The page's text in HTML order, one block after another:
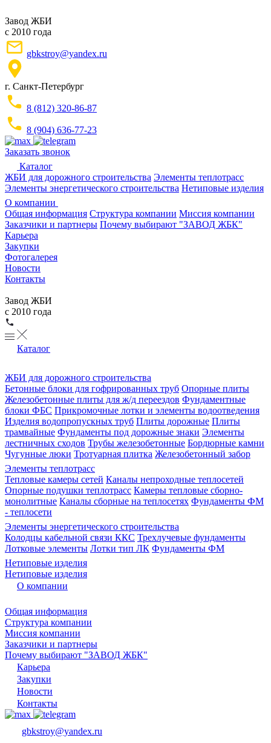
Завод ЖБИ
с 2010 года
gbkstroy@yandex.ru
г. Санкт-Петербург
8 (812) 320-86-87
8 (904) 636-77-23
Заказать звонок
Каталог
ЖБИ для дорожного строительства Элементы теплотрасс
Элементы энергетического строительства Нетиповые изделия
О компании
Общая информация Структура компании Миссия компании
Заказчики и партнеры Почему выбирают "ЗАВОД ЖБК"
Карьера
Закупки
Фотогалерея
Новости
Контакты
Завод ЖБИ
с 2010 года
Каталог
ЖБИ для дорожного строительства
Бетонные блоки для гофрированных труб Опорные плиты
Железобетонные плиты для ж/д переездов Фундаментные
блоки ФБС Прикромочные лотки и элементы водоотведения
Изделия водопропускных труб Плиты дорожные Плиты
трамвайные Фундаменты под дорожные знаки Элементы
лестничных сходов Трубы железобетонные Бордюрные камни
Чугунные люки Тротуарная плитка Железобетонный забор
Элементы теплотрасс
Тепловые камеры сетей Каналы непроходные теплосетей
Опорные подушки теплотрасс Камеры тепловые сборно-
монолитные Каналы сборные на теплосетях Фундаменты ФМ
- теплосети
Элементы энергетического строительства
Колодцы кабельной связи ККС Трехлучевые фундаменты
Лотковые элементы Лотки тип ЛК Фундаменты ФМ
Нетиповые изделия
Нетиповые изделия
О компании
Общая информация
Структура компании
Миссия компании
Заказчики и партнеры
Почему выбирают "ЗАВОД ЖБК"
Карьера
Закупки
Новости
Контакты
gbkstroy@yandex.ru